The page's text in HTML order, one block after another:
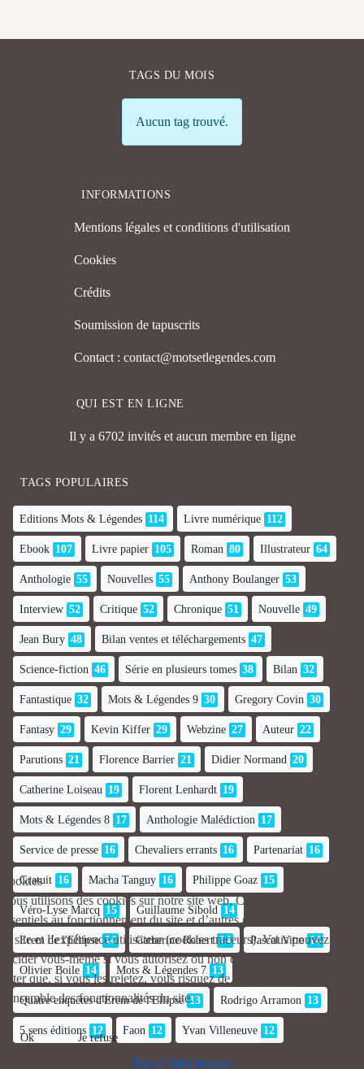
TAGS DU MOIS
Info
Aucun tag trouvé.
INFORMATIONS
Mentions légales et conditions d'utilisation
Cookies
Crédits
Soumission de tapuscrits
Contact : contact@motsetlegendes.com
QUI EST EN LIGNE
Il y a 6702 invités et aucun membre en ligne
TAGS POPULAIRES
Editions Mots & Légendes 114 Livre numérique 112
Ebook 107 Livre papier 105 Roman 80 Illustrateur 64
Anthologie 55 Nouvelles 55 Anthony Boulanger 53
Interview 52 Critique 52 Chronique 51 Nouvelle 49
Jean Bury 48 Bilan ventes et téléchargements 47
Science-fiction 46 Série en plusieurs tomes 38 Bilan 32
Fantastique 32 Mots & Légendes 9 30 Gregory Covin 30
Fantasy 29 Kevin Kiffer 29 Webzine 27 Auteur 22
Parutions 21 Florence Barrier 21 Didier Normand 20
Catherine Loiseau 19 Florent Lenhardt 19
Mots & Légendes 8 17 Anthologie Malédiction 17
Service de presse 16 Chevaliers errants 16 Partenariat 16
Gratuit 16 Macha Tanguy 16 Philippe Goaz 15
Véro-Lyse Marcq 15 Guillaume Sibold 14
Erem de l'Ellipse 14 Catherine Robert 14 Pascal Vitte 14
Olivier Boile 14 Mots & Légendes 7 13
Quatre enquêtes d'Erem de l'Ellipse 13 Rodrigo Arramon 13
5 sens éditions 12 Faon 12 Yvan Villeneuve 12
Cookies
Nous utilisons des cookies sur notre site web. Certains d’entre eux sont
essentiels au fonctionnement du site et d’autres nous aident à améliorer
ce site et l’expérience utilisateur (cookies traceurs). Vous pouvez
décider vous-même si vous autorisez ou non ces cookies. Merci de
noter que, si vous les rejetez, vous risquez de ne pas pouvoir utiliser
l’ensemble des fonctionnalités du site.
Ok Je refuse
Plus d' informations